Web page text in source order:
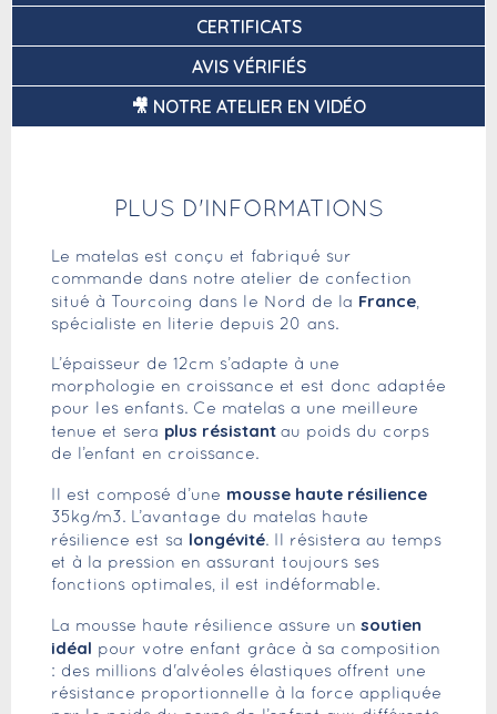
CERTIFICATS
AVIS VÉRIFIÉS
🎥 NOTRE ATELIER EN VIDÉO
PLUS D'INFORMATIONS
Le matelas est conçu et fabriqué sur
commande dans notre atelier de confection
situé à Tourcoing dans le Nord de la France,
spécialiste en literie depuis 20 ans.
L’épaisseur de 12cm s’adapte à une
morphologie en croissance et est donc adaptée
pour les enfants. Ce matelas a une meilleure
tenue et sera plus résistant au poids du corps
de l’enfant en croissance.
Il est composé d’une mousse haute résilience
35kg/m3. L’avantage du matelas haute
résilience est sa longévité. Il résistera au temps
et à la pression en assurant toujours ses
fonctions optimales, il est indéformable.
La mousse haute résilience assure un soutien
idéal pour votre enfant grâce à sa composition
: des millions d'alvéoles élastiques offrent une
résistance proportionnelle à la force appliquée